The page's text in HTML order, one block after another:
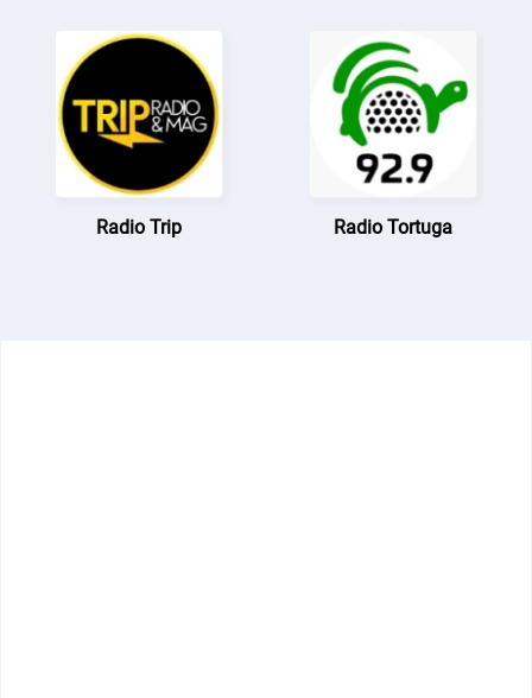
Radio Trip Radio Tortuga